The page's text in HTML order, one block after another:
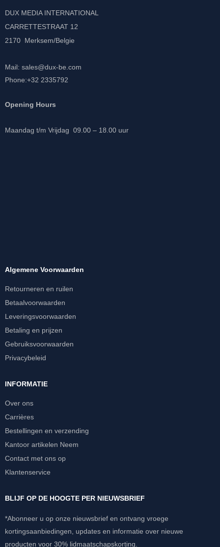
DUX MEDIA INTERNATIONAL
CARRETTESTRAAT 12
2170 Merksem/Belgie
Mail: sales@dux-be.com
Phone:+32 2335792
Opening Hours
Maandag t/m Vrijdag 09.00 – 18.00 uur
Algemene Voorwaarden
Retourneren en ruilen
Betaalvoorwaarden
Leveringsvoorwaarden
Betaling en prijzen
Gebruiksvoorwaarden
Privacybeleid
INFORMATIE
Over ons
Carrières
Bestellingen en verzending
Kantoor artikelen Neem
Contact met ons op
Klantenservice
BLIJF OP DE HOOGTE PER NIEUWSBRIEF
*Abonneer u op onze nieuwsbrief en ontvang vroege
kortingsaanbiedingen, updates en informatie over nieuwe
producten voor 30% lidmaatschapskorting.